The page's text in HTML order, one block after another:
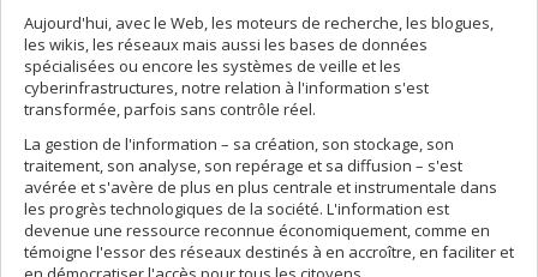
Aujourd'hui, avec le Web, les moteurs de recherche, les blogues,
les wikis, les réseaux mais aussi les bases de données
spécialisées ou encore les systèmes de veille et les
cyberinfrastructures, notre relation à l'information s'est
transformée, parfois sans contrôle réel.
La gestion de l'information – sa création, son stockage, son
traitement, son analyse, son repérage et sa diffusion – s'est
avérée et s'avère de plus en plus centrale et instrumentale dans
les progrès technologiques de la société. L'information est
devenue une ressource reconnue économiquement, comme en
témoigne l'essor des réseaux destinés à en accroître, en faciliter et